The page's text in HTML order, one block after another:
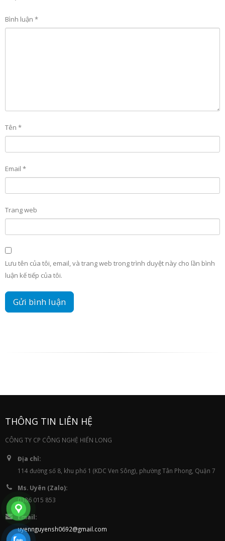
Bình luận *
Tên *
Email *
Trang web
Lưu tên của tôi, email, và trang web trong trình duyệt này cho lần bình
luận kế tiếp của tôi.
THÔNG TIN LIÊN HỆ
CÔNG TY CP CÔNG NGHỆ HIỂN LONG
Địa chỉ:
114 đường số 8, khu phố 1 (KDC Ven Sông), phường Tân Phong, Quận 7
Ms. Uyên (Zalo):
0386 015 853
Email:
uyennguyensh0692@gmail.com